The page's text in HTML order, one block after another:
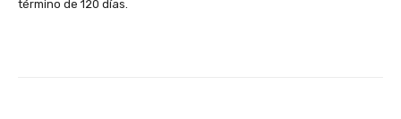
término de 120 días.